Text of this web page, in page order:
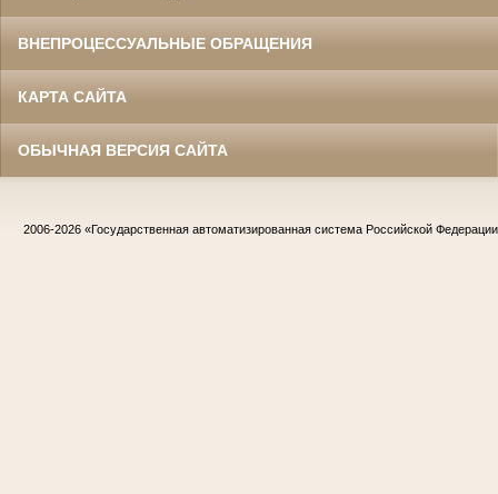
ВНЕПРОЦЕССУАЛЬНЫЕ ОБРАЩЕНИЯ
КАРТА САЙТА
ОБЫЧНАЯ ВЕРСИЯ САЙТА
2006-2026 «Государственная автоматизированная система Российской